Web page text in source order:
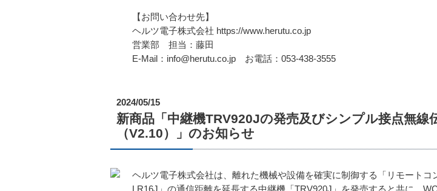
【お問い合わせ先】
ヘルツ電子株式会社 https://www.herutu.co.jp
営業部 担当：藤田
E-Mail：info@herutu.co.jp お電話：053-438-3555
2024/05/15
新商品「中継機TRV920Jの発売及びシンプル接点無
（V2.10）」のお知らせ
ヘルツ電子株式会社は、離れた機械や設備を確実に制御する「リモート
LR16J」の通信距離を延長する中継機「TRV920J」を発売すると共に、